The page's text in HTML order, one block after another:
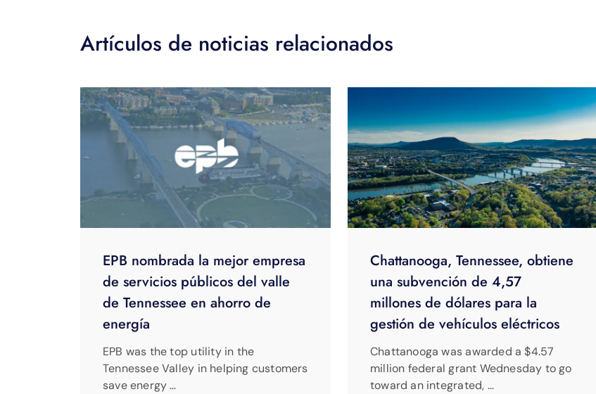
Artículos de noticias relacionados
EPB nombrada la mejor empresa
de servicios públicos del valle
de Tennessee en ahorro de
energía
Chattanooga, Tennessee, obtiene
una subvención de 4,57
millones de dólares para la
gestión de vehículos eléctricos
EPB was the top utility in the
Tennessee Valley in helping customers
save energy …
Chattanooga was awarded a $4.57
million federal grant Wednesday to go
toward an integrated, …